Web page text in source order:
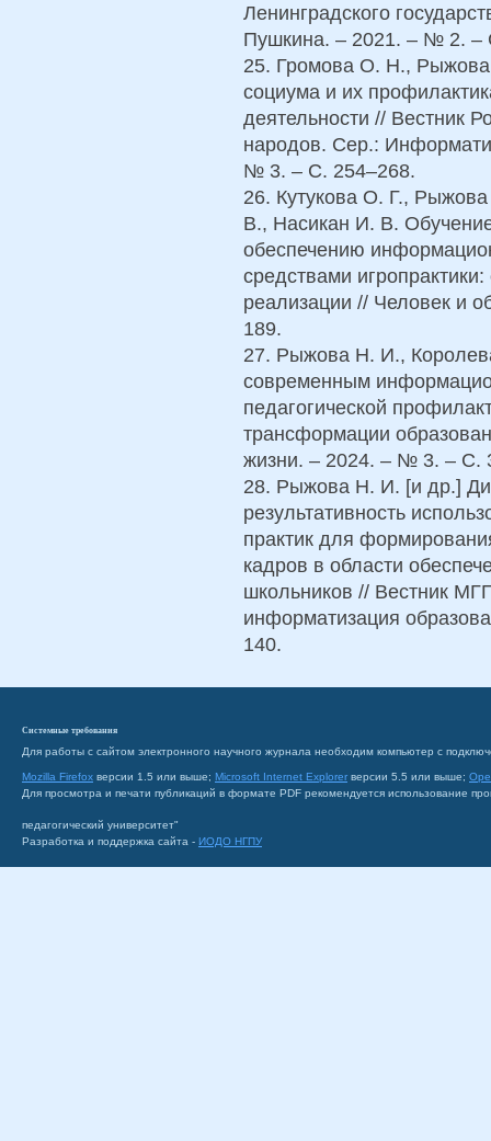
Ленинградского
Пушкина. – 2021. – № 2. –
25. Громова О. Н.,
социума и их
деятельности // Вестник
народов. Сер.:
№ 3. – C. 254–268.
26. Кутукова О. Г.,
В., Насикан И. В.
обеспечению
средствами
реализации // Человек и
189.
27. Рыжова Н. И.,
современным
педагогической
трансформации
жизни. – 2024. – № 3. – С.
28. Рыжова Н. И. [и др.]
результативность
практик для
кадров в области
школьников // Вестник
информатизация
140.
Системные требования
Для работы с сайтом электронного научного журнала необходим компьютер с
Mozilla Firefox версии 1.5 или выше; Microsoft Internet Explorer версии 5.5 или выше;
Для просмотра и печати публикаций в формате PDF рекомендуется использование
педагогический университет"
Разработка и поддержка сайта - ИОДО НГПУ